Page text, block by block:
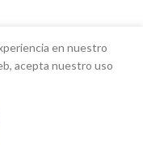
en nuestro
acepta nuestro uso